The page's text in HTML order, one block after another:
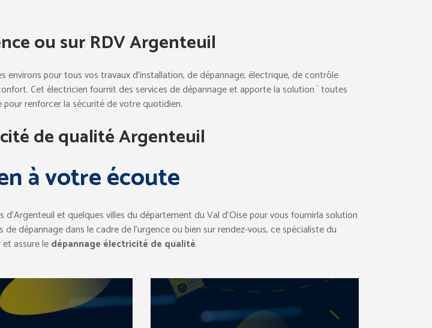
ou sur RDV Argenteuil
pour tous vos travaux d’installation, de dépannage, électrique, de contrôle
Cet électricien fournit des services de dépannage et apporte la solution ` toutes
renforcer la sécurité de votre quotidien.
de qualité Argenteuil
à votre écoute
et quelques villes du département du Val d’Oise pour vous fournirla solution
dépannage dans le cadre de l’urgence ou bien sur rendez-vous, ce spécialiste du
assure ledépannage électricité de qualité.